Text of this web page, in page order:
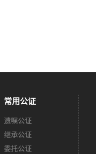
常用公证
遗嘱公证
继承公证
委托公证